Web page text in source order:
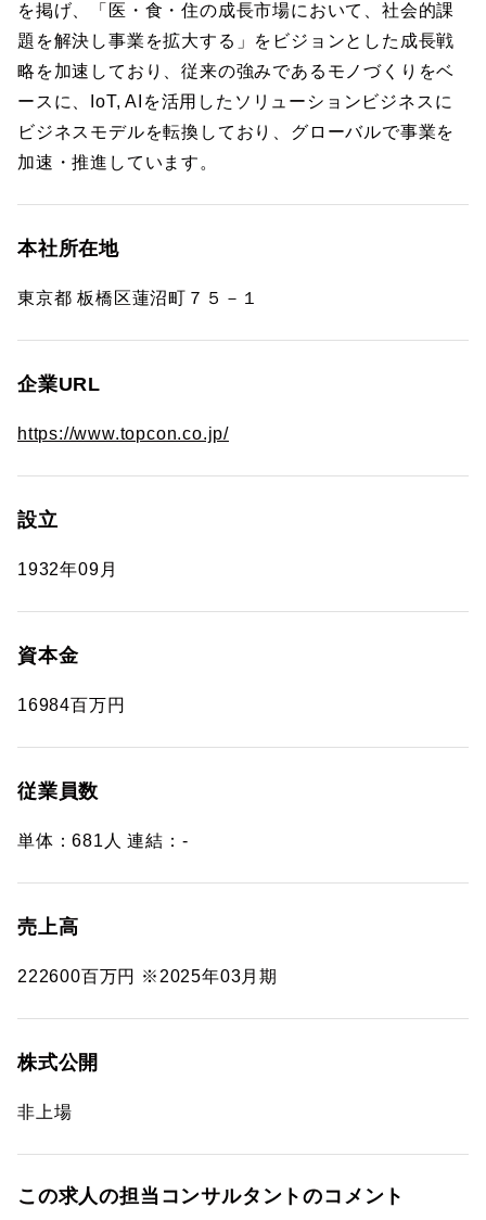
を掲げ、「医・食・住の成長市場において、社会的課
題を解決し事業を拡大する」をビジョンとした成長戦
略を加速しており、従来の強みであるモノづくりをベ
ースに、IoT, AIを活用したソリューションビジネスに
ビジネスモデルを転換しており、グローバルで事業を
加速・推進しています。
本社所在地
東京都 板橋区蓮沼町７５－１
企業URL
https://www.topcon.co.jp/
設立
1932年09月
資本金
16984百万円
従業員数
単体：681人 連結：-
売上高
222600百万円 ※2025年03月期
株式公開
非上場
この求人の担当コンサルタントのコメント